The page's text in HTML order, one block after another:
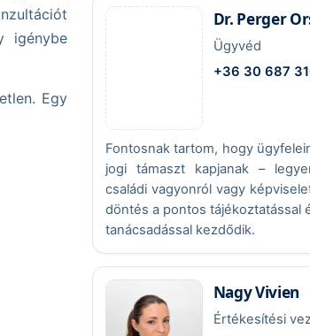
igénybe
Egy
Dr. Perger
Ügyvéd
+36 30 687
Fontosnak tartom, hogy
jogi támaszt kapjanak –
családi vagyonról vagy
döntés a pontos tájékoztatással
tanácsadással kezdődik.
Nagy Vivien
Értékesítési